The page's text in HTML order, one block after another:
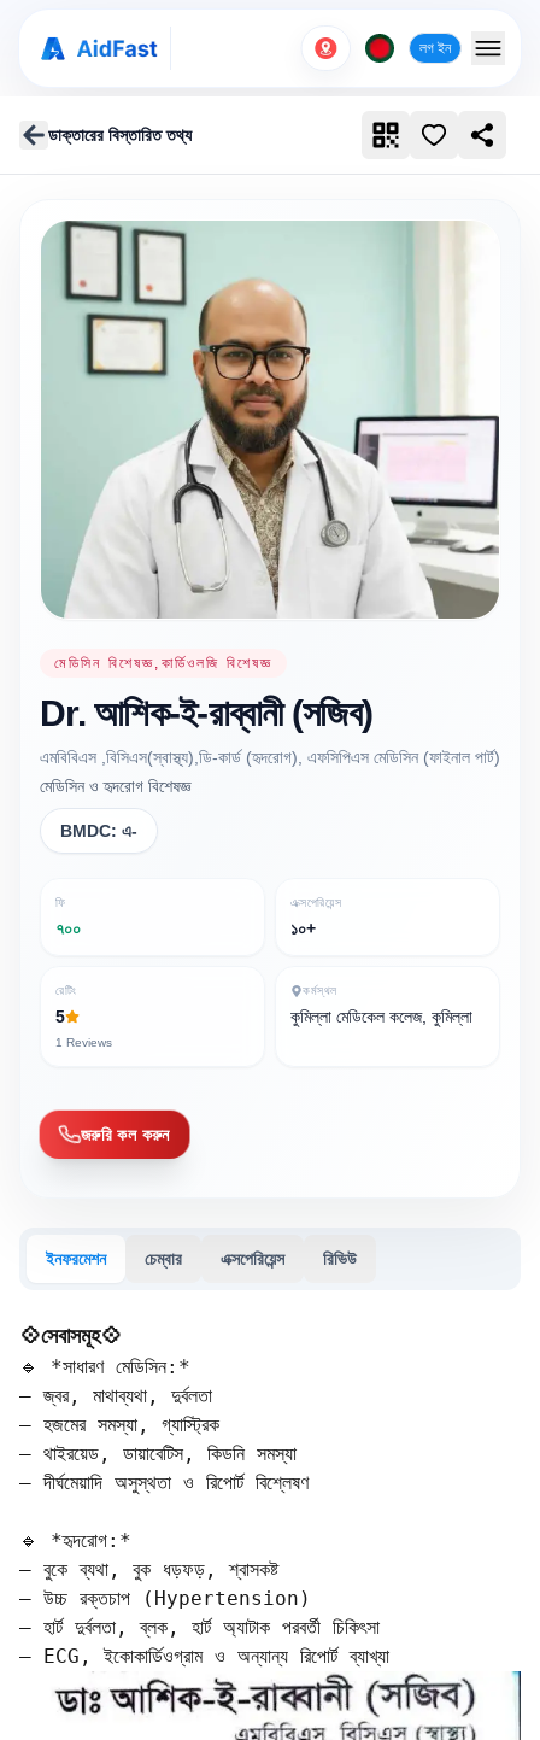
লগ ইন
ডাক্তারের বিস্তারিত তথ্য
মেডিসিন বিশেষজ্ঞ,কার্ডিওলজি বিশেষজ্ঞ
Dr. আশিক-ই-রাব্বানী (সজিব)
এমবিবিএস ,বিসিএস(স্বাস্থ্য),ডি-কার্ড (হৃদরোগ), এফসিপিএস মেডিসিন (ফাইনাল পার্ট)
মেডিসিন ও হৃদরোগ বিশেষজ্ঞ
BMDC: এ-
ফি
৭০০
এক্সপেরিয়েন্স
১০+
রেটিং
5
1 Reviews
কর্মস্থল
কুমিল্লা মেডিকেল কলেজ, কুমিল্লা
জরুরি কল করুন
ইনফরমেশন চেম্বার এক্সপেরিয়েন্স রিভিউ
💠সেবাসমূহ💠
🔹 *সাধারণ মেডিসিন:*
– জ্বর, মাথাব্যথা, দুর্বলতা
– হজমের সমস্যা, গ্যাস্ট্রিক
– থাইরয়েড, ডায়াবেটিস, কিডনি সমস্যা
– দীর্ঘমেয়াদি অসুস্থতা ও রিপোর্ট বিশ্লেষণ
🔹 *হৃদরোগ:*
– বুকে ব্যথা, বুক ধড়ফড়, শ্বাসকষ্ট
– উচ্চ রক্তচাপ (Hypertension)
– হার্ট দুর্বলতা, ব্লক, হার্ট অ্যাটাক পরবর্তী চিকিৎসা
– ECG, ইকোকার্ডিওগ্রাম ও অন্যান্য রিপোর্ট ব্যাখ্যা